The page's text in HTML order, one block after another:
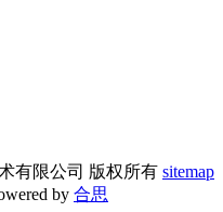
有限公司 版权所有 sitemap
by 合思